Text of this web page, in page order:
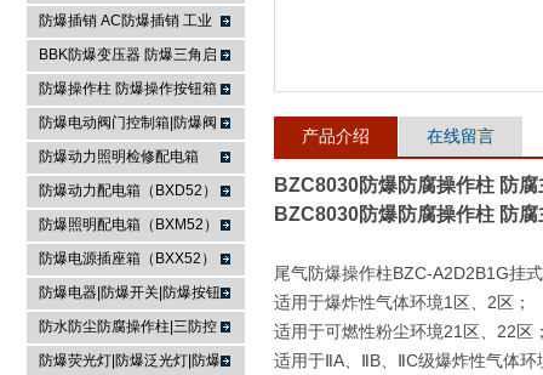
防爆插销 AC防爆插销 工业
插座 防爆防腐插销装置
BBK防爆变压器 防爆三角启
动器 防爆控制箱
防爆操作柱 防爆操作按钮箱
防爆主令控制器
防爆电动阀门控制箱|防爆阀
门箱
防爆动力照明检修配电箱
防爆动力配电箱（BXD52）
防爆照明配电箱（BXM52）
防爆电源插座箱（BXX52）
防爆电器|防爆开关|防爆按钮
防水防尘防腐操作柱|三防控
制箱|
防爆荧光灯|防爆泛光灯|防爆
产品介绍 在线留言
BZC8030防爆防腐操作柱 防
BZC8030防爆防腐操作柱 防
尾气防爆操作柱BZC-A2D2B1G挂
适用于爆炸性气体环境1区、2区；
适用于可燃性粉尘环境21区、22区
适用于ⅡA、ⅡB、ⅡC级爆炸性气体环